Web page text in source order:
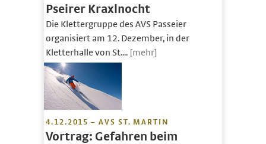
Pseirer Kraxlnocht
Die Klettergruppe des AVS Passeier
organisiert am 12. Dezember, in der
Kletterhalle von St.... [mehr]
4.12.2015 – AVS ST. MARTIN
Vortrag: Gefahren beim